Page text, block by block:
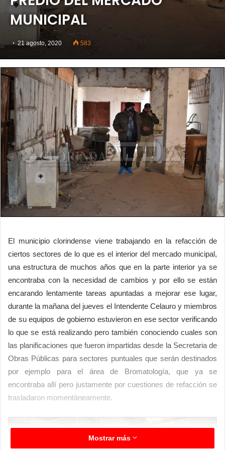
MUNICIPAL
21 agosto, 2020 583
El municipio clorindense viene trabajando en la refacción de
ciertos sectores de lo que es el interior del mercado municipal,
una estructura de muchos años que en la parte interior ya se
encontraba con la necesidad de cambios y por ello se están
encarando lentamente tareas apuntadas a mejorar ese lugar,
durante la mañana del jueves el Intendente Celauro y miembros
de su equipos de gobierno estuvieron en ese sector verificando
lo que se está realizando pero también conociendo cuales son
las planificaciones que fueron impartidas desde la Secretaria de
Obras Públicas para sectores puntuales que serán destinados
por ejemplo para el área de Bromatología, que ya se
encontraba allí pero justamente por cuestiones de refacción se
trasladaron momentáneamente.
Mostrar más